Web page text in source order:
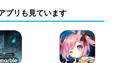
プリも見ています